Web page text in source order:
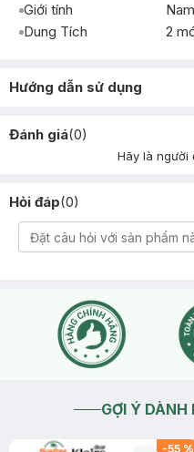
Giới tính
Dung Tích
2
Hướng dẫn sử dụng
Đánh giá(0)
Hãy là người
Hỏi đáp(0)
GỢI Ý DÀNH
-55 %